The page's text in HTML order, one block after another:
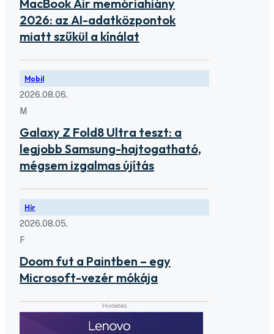
MacBook Air memóriahiány
2026: az AI-adatközpontok
miatt szűkül a kínálat
Mobil
2026.08.06.
M
Galaxy Z Fold8 Ultra teszt: a
legjobb Samsung-hajtogatható,
mégsem izgalmas újítás
Hír
2026.08.05.
F
Doom fut a Paintben – egy
Microsoft-vezér mókája